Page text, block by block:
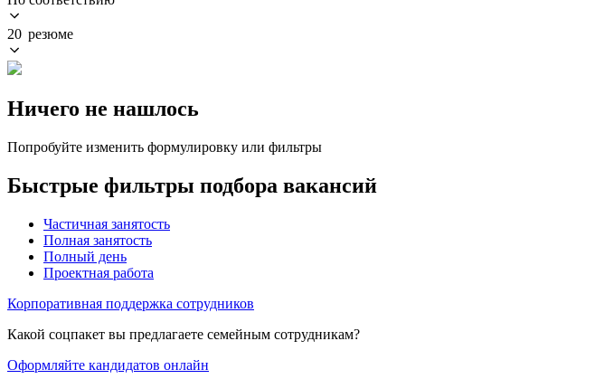
20 резюме
Ничего не нашлось
Попробуйте изменить формулировку или фильтры
Быстрые фильтры подбора вакансий
Частичная занятость
Полная занятость
Полный день
Проектная работа
Корпоративная поддержка сотрудников
Какой соцпакет вы предлагаете семейным сотрудникам?
Оформляйте кандидатов онлайн